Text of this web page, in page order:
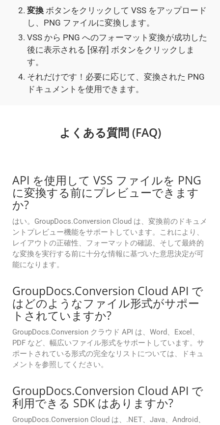
変換 ボタンをクリックして VSS をアップロード
し、PNG ファイルに変換します。
VSS から PNG へのフォーマット変換が成功した
後に表示される [保存] ボタンをクリックしま
す。
それだけです！必要に応じて、変換された PNG
ドキュメントを使用できます。
よくある質問 (FAQ)
API を使用して VSS ファイルを PNG
に変換する前にプレビューできます
か?
はい。GroupDocs.Conversion Cloud は、変換前のドキュメ
ントプレビュー機能をサポートしています。これにより、
レイアウトの正確性、フォーマットの確認、そして最終的
な変換を実行する前に十分な情報に基づいた意思決定が可
能になります。
GroupDocs.Conversion Cloud API で
はどのようなファイル形式がサポー
トされていますか?
GroupDocs.Conversion クラウド API は、Word、Excel、
PDF など、幅広いファイル形式をサポートしています。サ
ポートされている形式の完全なリストについては、ドキュ
メントを参照してください。
GroupDocs.Conversion Cloud API で
利用できる SDK はありますか?
GroupDocs.Conversion Cloud は、.NET、Java、Android、